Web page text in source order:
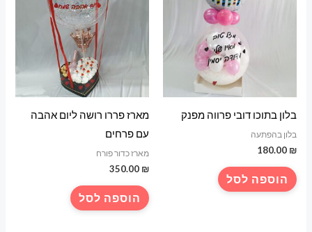
בלון בתוכו דובי פרווה מפנק
בלון בהפתעה
180.00 ₪
הוספה לסל
מארז פררו רושה ליום אהבה
עם פרחים
מארז כדור פורח
350.00 ₪
הוספה לסל